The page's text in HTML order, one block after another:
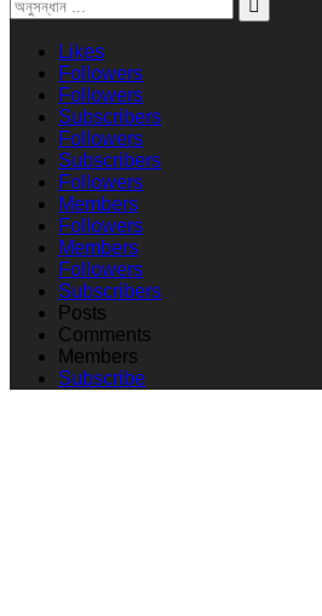
Likes
Followers
Followers
Subscribers
Followers
Subscribers
Followers
Members
Followers
Members
Followers
Subscribers
Posts
Comments
Members
Subscribe